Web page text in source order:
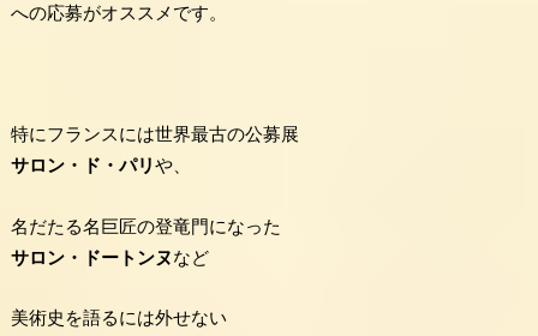
への応募がオススメです。
特にフランスには世界最古の公募展
サロン・ド・パリや、
名だたる名巨匠の登竜門になった
サロン・ドートンヌなど
美術史を語るには外せない